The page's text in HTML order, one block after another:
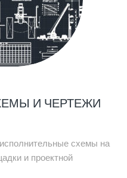
И ЧЕРТЕЖИ
схемы на
и проектной